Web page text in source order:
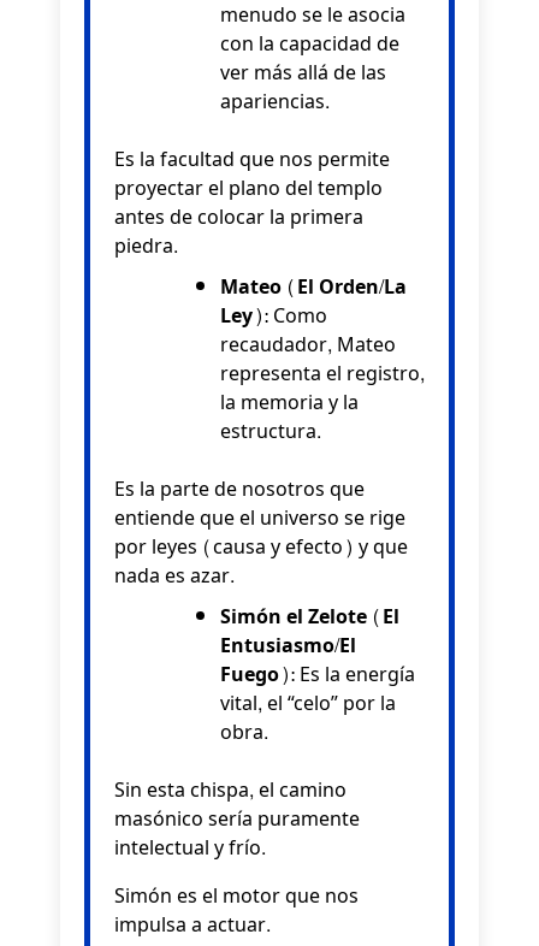
menudo se le asocia
con la capacidad de
ver más allá de las
apariencias.
Es la facultad que nos permite
proyectar el plano del templo
antes de colocar la primera
piedra.
Mateo (El Orden/La
Ley):Como
recaudador, Mateo
representa el registro,
la memoria y la
estructura.
Es la parte de nosotros que
entiende que el universo se rige
por leyes (causa y efecto) y que
nada es azar.
Simón el Zelote (El
Entusiasmo/El
Fuego):Es la energía
vital, el “celo” por la
obra.
Sin esta chispa, el camino
masónico sería puramente
intelectual y frío.
Simón es el motor que nos
impulsa a actuar.